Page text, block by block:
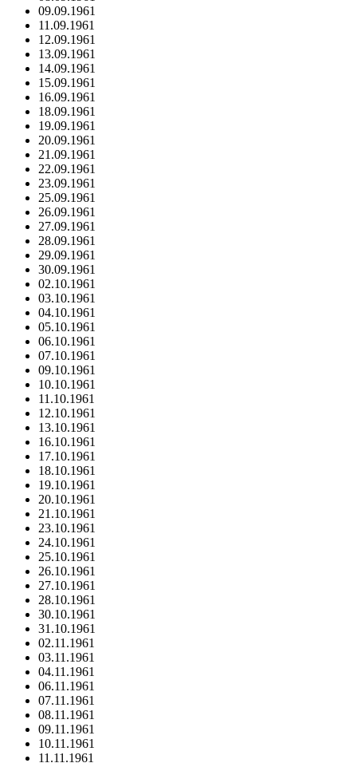
09.09.1961
11.09.1961
12.09.1961
13.09.1961
14.09.1961
15.09.1961
16.09.1961
18.09.1961
19.09.1961
20.09.1961
21.09.1961
22.09.1961
23.09.1961
25.09.1961
26.09.1961
27.09.1961
28.09.1961
29.09.1961
30.09.1961
02.10.1961
03.10.1961
04.10.1961
05.10.1961
06.10.1961
07.10.1961
09.10.1961
10.10.1961
11.10.1961
12.10.1961
13.10.1961
16.10.1961
17.10.1961
18.10.1961
19.10.1961
20.10.1961
21.10.1961
23.10.1961
24.10.1961
25.10.1961
26.10.1961
27.10.1961
28.10.1961
30.10.1961
31.10.1961
02.11.1961
03.11.1961
04.11.1961
06.11.1961
07.11.1961
08.11.1961
09.11.1961
10.11.1961
11.11.1961